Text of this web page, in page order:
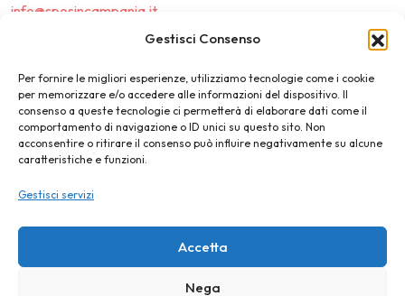
Gestisci Consenso
Per fornire le migliori esperienze, utilizziamo tecnologie come i cookie
per memorizzare e/o accedere alle informazioni del dispositivo. Il
consenso a queste tecnologie ci permetterà di elaborare dati come il
comportamento di navigazione o ID unici su questo sito. Non
acconsentire o ritirare il consenso può influire negativamente su alcune
caratteristiche e funzioni.
Gestisci servizi
Accetta
Nega
info@sposincampania.it
sposincampania@pec.it
Link
Top100
News e Tendenze
Destination Wedding